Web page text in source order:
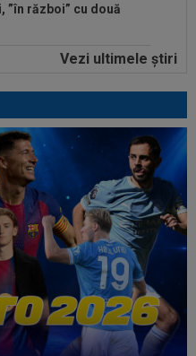
”în război” cu două
City și Barcelona,
Cum arată Cotele
Slobozia - Gloria
complet al
VIDEO, sâmbătă,
jucător transferat de
a semnat cu
Vezi ultimele ştiri